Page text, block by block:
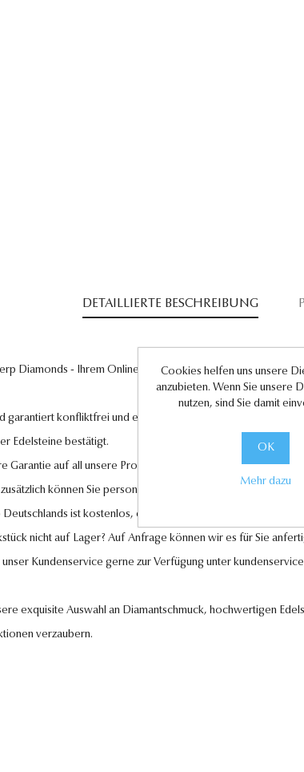
DETAILLIERTE BESCHREIBUNG
Diamonds - Ihrem Online-Shop für exklusive
garantiert konfliktfrei und entsprechen höchsten
Edelsteine bestätigt.
Garantie auf all unsere Produkte und legen großen Wert
können Sie personalisierte Geschenkkarten
ist kostenlos, ebenso wie der Rückversand im
nicht auf Lager? Auf Anfrage können wir es für Sie
unser Kundenservice gerne zur Verfügung unter
exquisite Auswahl an Diamantschmuck, hochwertigen
verzaubern.
Cookies helfen uns unsere
anzubieten. Wenn Sie unsere
nutzen, sind Sie damit
OK
Mehr dazu